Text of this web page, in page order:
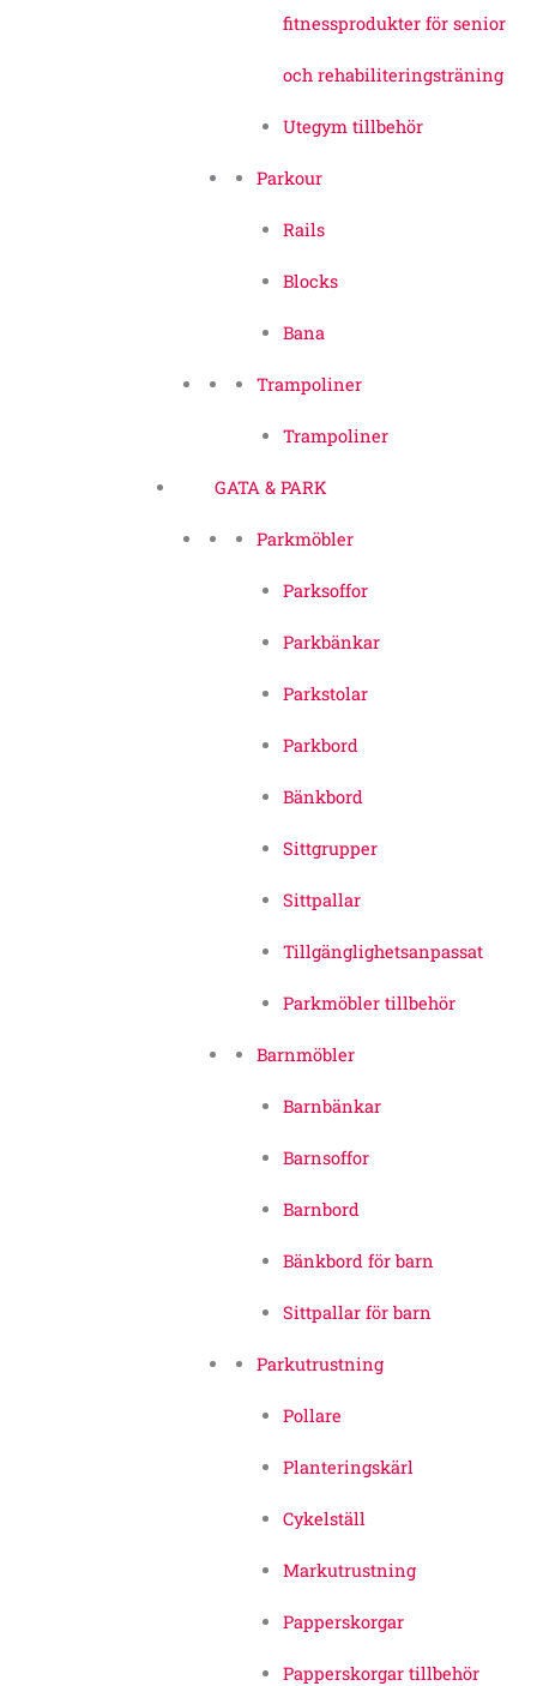
fitnessprodukter för senior
och rehabiliteringsträning
Utegym tillbehör
Parkour
Rails
Blocks
Bana
Trampoliner
Trampoliner
GATA & PARK
Parkmöbler
Parksoffor
Parkbänkar
Parkstolar
Parkbord
Bänkbord
Sittgrupper
Sittpallar
Tillgänglighetsanpassat
Parkmöbler tillbehör
Barnmöbler
Barnbänkar
Barnsoffor
Barnbord
Bänkbord för barn
Sittpallar för barn
Parkutrustning
Pollare
Planteringskärl
Cykelställ
Markutrustning
Papperskorgar
Papperskorgar tillbehör